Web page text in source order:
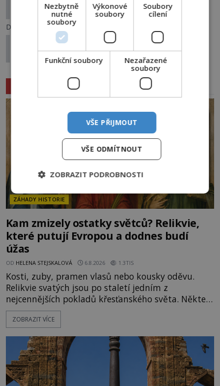
jezerech? Věda nabízí překvapivé vysvětlení
Další článek
Tváře z Bélmezu stále překvapují. Co je
způsobuje?
Související články
ZÁHADY HISTORIE
Kam zmizely ostatky světců? Relikvie,
které putují Evropou a dodnes budí
úžas
OD HELENA STEJSKALOVÁ 6.8.2026 1.3TIS
Kosti, zuby, pramen vlasů nebo kousky oděvu.
Relikvie svatých jsou po staletí jedním z
nejcennějších pokladů křesťanského světa. Některé
mají pečlivě doloženou historii, jiné provází
záhady, krádeže i nečekané objevy. Jejich osudy
o skutečné historické události. Ve středověké
Evropě mají relikvie mimořádnou hodnotu. Nejsou
jen předmětem úcty
ZOBRAZIT VÍCE
Nezbytně
nutné
soubory
Výkonové
soubory
Soubory
cílení
Funkční soubory
Nezařazené
soubory
VŠE PŘIJMOUT
VŠE ODMÍTNOUT
ZOBRAZIT PODROBNOSTI